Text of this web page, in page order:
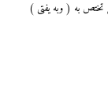
تختص به ( وبه يفتى )